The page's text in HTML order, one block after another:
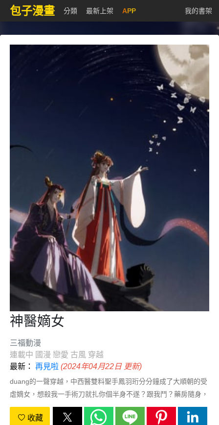
包子漫畫 分類 最新上架 APP 我的書架
神醫嫡女
三福動漫
連載中 國漫 戀愛 古風 穿越
最新： 再見啦 (2024年04月22日 更新)
duang的一聲穿越，中西醫雙料聖手鳳羽珩分分鐘成了大順朝的受
虐嫡女，想殺我一手術刀就扎你個半身不遂？跟我鬥？藥房隨身，
名利在手，連皇上都要跟我套近乎！但是那個婚約是啥情況，毀了
容的瘸子壁咚了我還要勞資幫忙得天下？流氓王爺你是不是傻！
收藏